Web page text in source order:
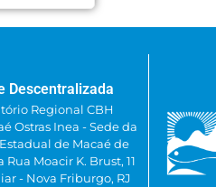
Descentralizada
Regional CBH
Ostras Inea - Sede da
de Macaé de
Rua Moacir K. Brust, 11
- Nova Friburgo, RJ